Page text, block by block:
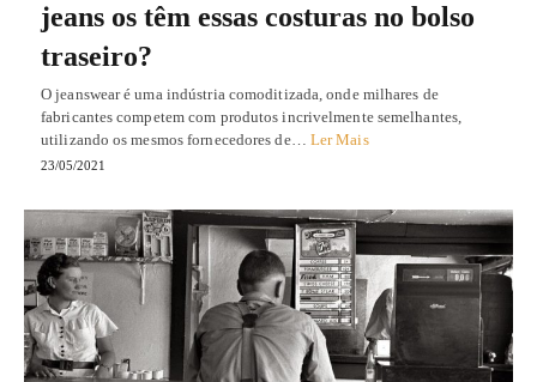
jeans os têm essas costuras no bolso
traseiro?
O jeanswear é uma indústria comoditizada, onde milhares de
fabricantes competem com produtos incrivelmente semelhantes,
utilizando os mesmos fornecedores de… Ler Mais
23/05/2021